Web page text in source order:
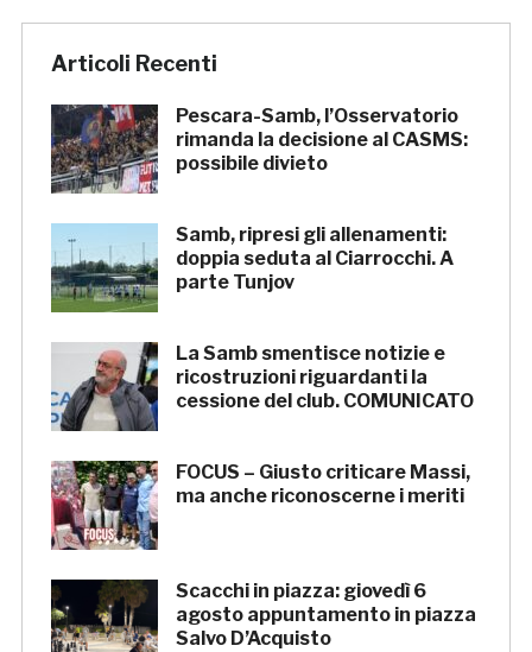
Articoli Recenti
Pescara-Samb, l’Osservatorio
rimanda la decisione al CASMS:
possibile divieto
Samb, ripresi gli allenamenti:
doppia seduta al Ciarrocchi. A
parte Tunjov
La Samb smentisce notizie e
ricostruzioni riguardanti la
cessione del club. COMUNICATO
FOCUS – Giusto criticare Massi,
ma anche riconoscerne i meriti
Scacchi in piazza: giovedì 6
agosto appuntamento in piazza
Salvo D’Acquisto